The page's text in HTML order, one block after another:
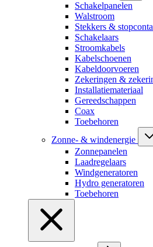
Schakelpanelen
Walstroom
Stekkers &
Schakelaars
Stroomkabels
Kabelschoenen
Kabeldoorvoeren
Zekeringen &
Installatiemateriaal
Gereedschappen
Coax
Toebehoren
Zonne- & windenergie
Zonnepanelen
Laadregelaars
Windgeneratoren
Hydro generatoren
Toebehoren